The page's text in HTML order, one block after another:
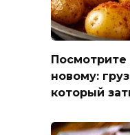
Посмотрите
новому:
который